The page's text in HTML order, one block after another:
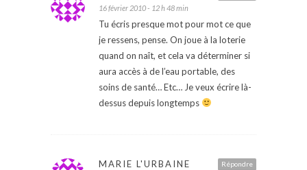
16 février 2010 - 12 h 48 min
Tu écris presque mot pour mot ce que
je ressens, pense. On joue à la loterie
quand on naît, et cela va déterminer si
aura accès à de l’eau portable, des
soins de santé… Etc… Je veux écrire là-
dessus depuis longtemps
Répondre
MARIE L'URBAINE